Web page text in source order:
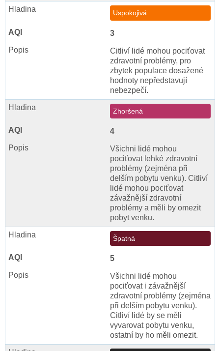
Uspokojivá
3
Citliví lidé mohou pociťovat
zdravotní problémy, pro
zbytek populace dosažené
hodnoty nepředstavují
nebezpečí.
Zhoršená
4
Všichni lidé mohou
pociťovat lehké zdravotní
problémy (zejména při
delším pobytu venku). Citliví
lidé mohou pociťovat
závažnější zdravotní
problémy a měli by omezit
pobyt venku.
Špatná
5
Všichni lidé mohou
pociťovat i závažnější
zdravotní problémy (zejména
při delším pobytu venku).
Citliví lidé by se měli
vyvarovat pobytu venku,
ostatní by ho měli omezit.